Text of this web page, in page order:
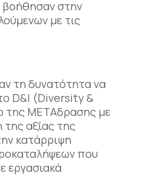
βοήθησαν στην
με τις
τη δυνατότητα να
D&I (Diversity &
της ΜΕΤΑδρασης με
αξίας της
κατάρριψη
που
εργασιακά